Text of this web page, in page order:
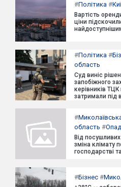
#Політика #
Вартість
ціни
#Політика #
область
Суд виніс
запобіжного
керівників ТЦК
затримали під
#
область #
Від
зміна клімату
господарстві
#Бізнес #